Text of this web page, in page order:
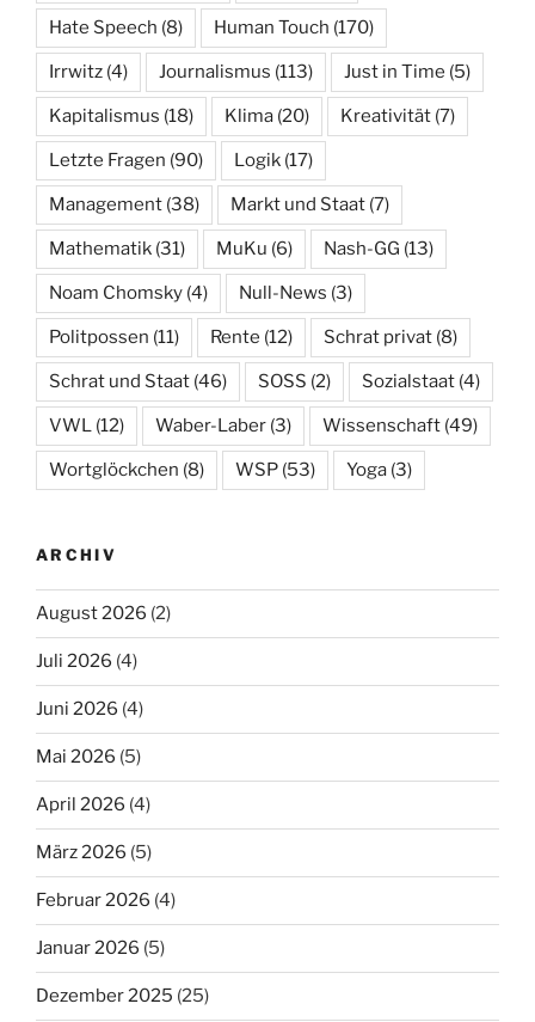
Hate Speech (8) Human Touch (170)
Irrwitz (4) Journalismus (113) Just in Time (5)
Kapitalismus (18) Klima (20) Kreativität (7)
Letzte Fragen (90) Logik (17)
Management (38) Markt und Staat (7)
Mathematik (31) MuKu (6) Nash-GG (13)
Noam Chomsky (4) Null-News (3)
Politpossen (11) Rente (12) Schrat privat (8)
Schrat und Staat (46) SOSS (2) Sozialstaat (4)
VWL (12) Waber-Laber (3) Wissenschaft (49)
Wortglöckchen (8) WSP (53) Yoga (3)
ARCHIV
August 2026 (2)
Juli 2026 (4)
Juni 2026 (4)
Mai 2026 (5)
April 2026 (4)
März 2026 (5)
Februar 2026 (4)
Januar 2026 (5)
Dezember 2025 (25)